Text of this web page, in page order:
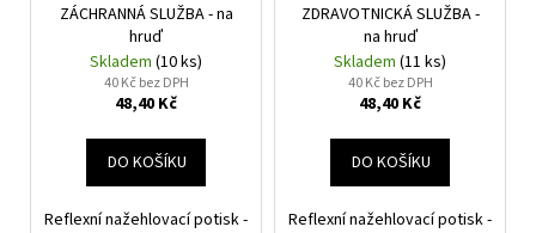
ZÁCHRANNÁ SLUŽBA - na
hruď
Skladem (10 ks)
40 Kč bez DPH
48,40 Kč
DO KOŠÍKU
Reflexní nažehlovací potisk -
ZDRAVOTNICKÁ SLUŽBA -
na hruď
Skladem (11 ks)
40 Kč bez DPH
48,40 Kč
DO KOŠÍKU
Reflexní nažehlovací potisk -